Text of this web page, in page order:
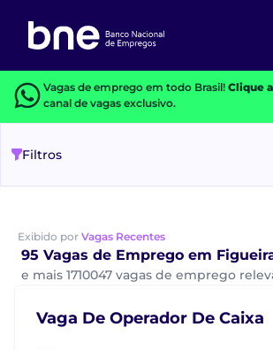
Vagas de emprego em todo Brasil! Clique
canal de vagas exclusivo.
Filtros
Exibido por Vagas Recentes
95 Vagas de Emprego em
e mais 1710047 vagas de emprego
Vaga De Operador De Caixa